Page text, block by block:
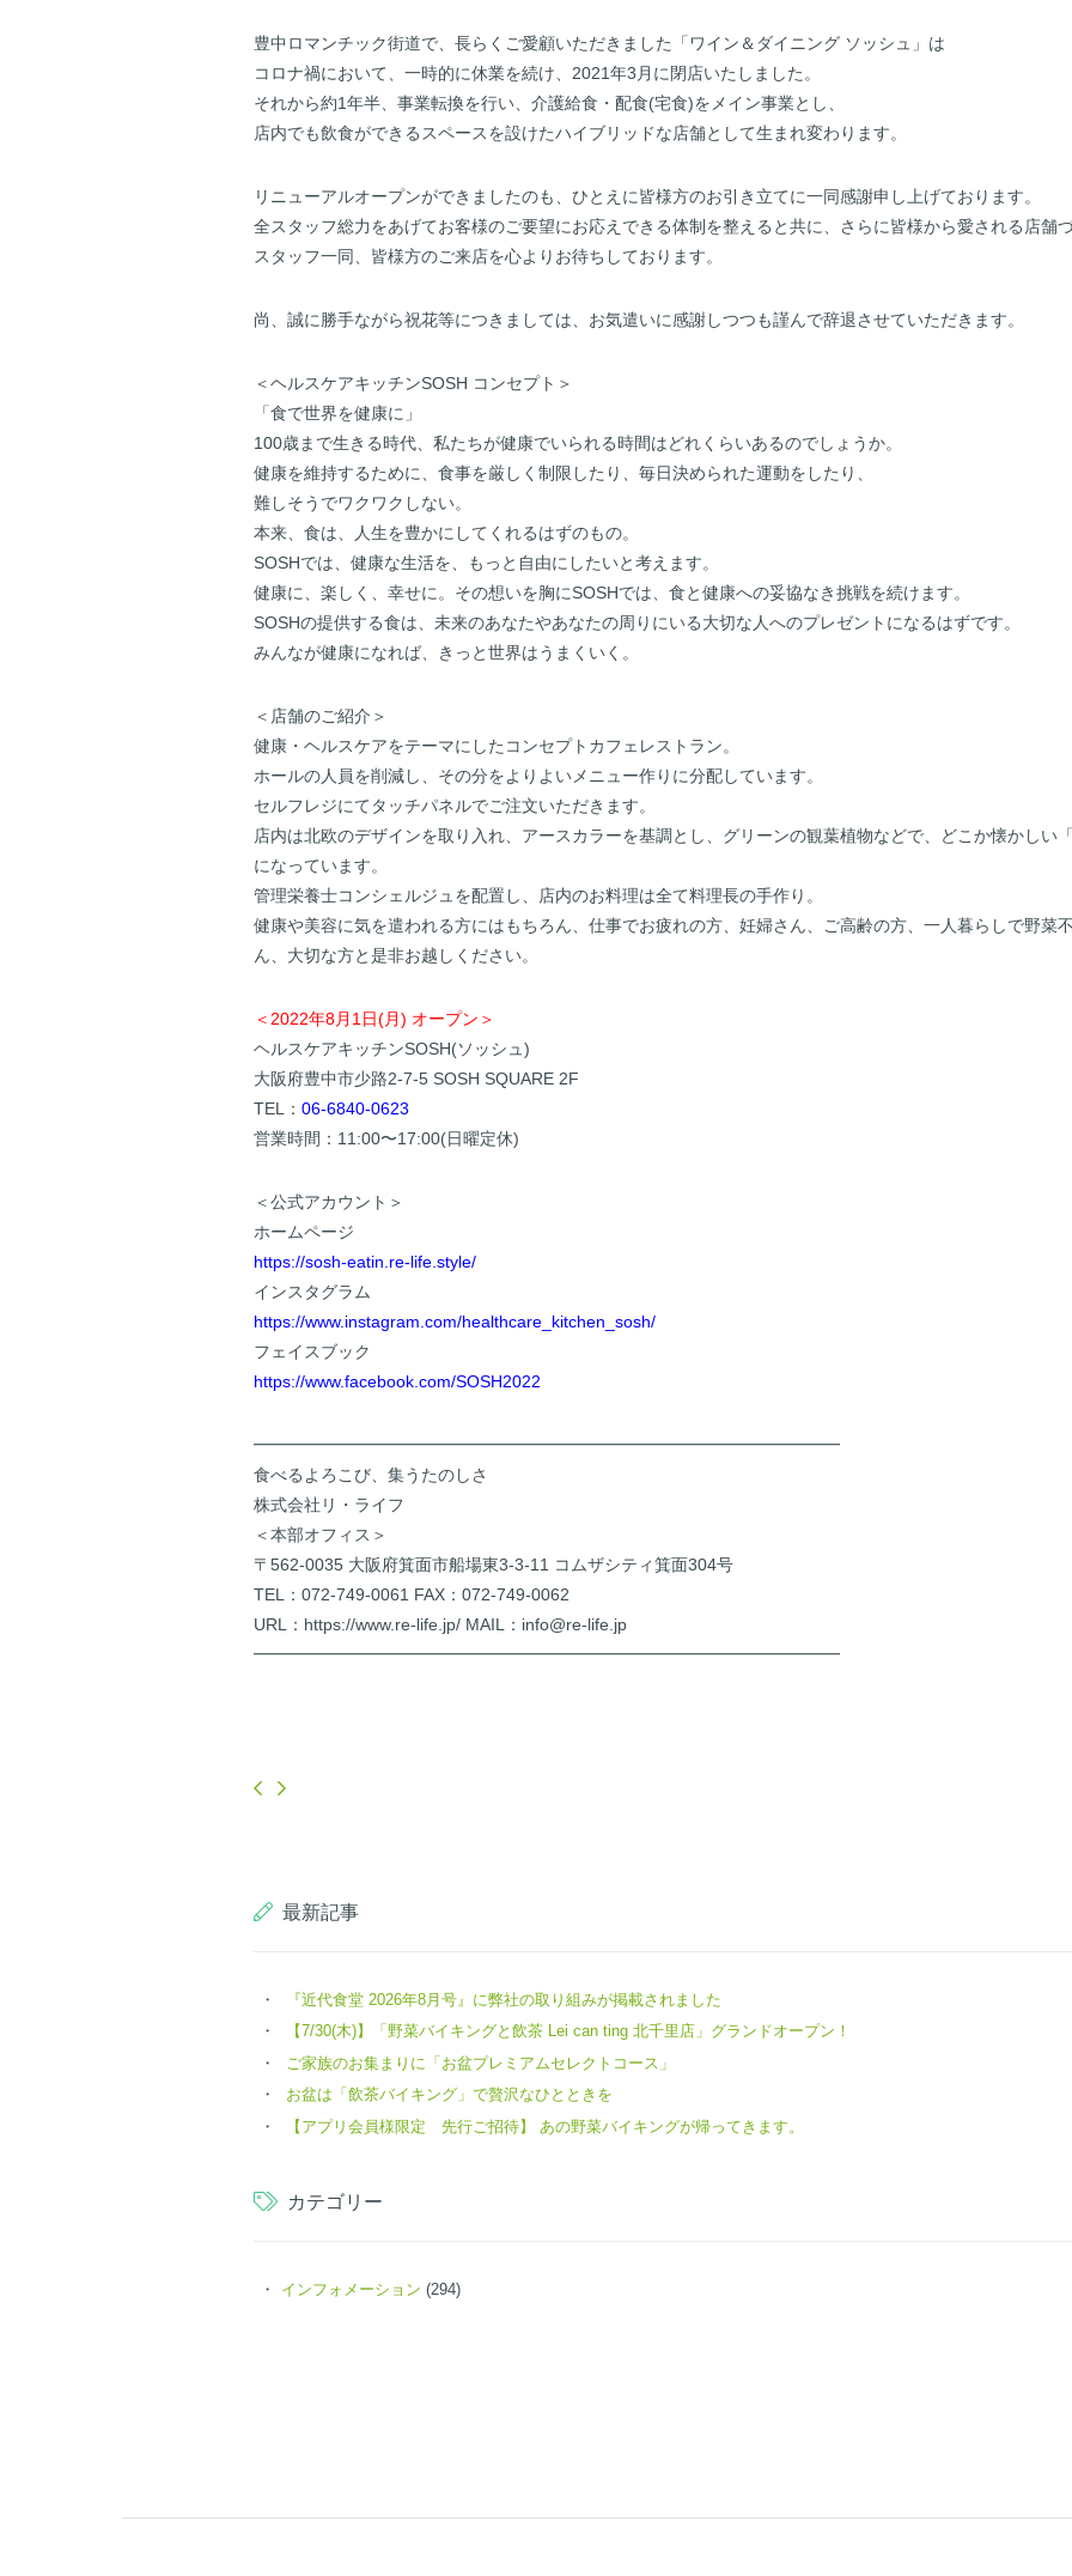
豊中ロマンチック街道で、長らくご愛顧いただきました「ワイン＆ダイニング ソッシュ」は
コロナ禍において、一時的に休業を続け、2021年3月に閉店いたしました。
それから約1年半、事業転換を行い、介護給食・配食(宅食)をメイン事業とし、
店内でも飲食ができるスペースを設けたハイブリッドな店舗として生まれ変わります。
リニューアルオープンができましたのも、ひとえに皆様方のお引き立てに一同感謝申し上げております。
全スタッフ総力をあげてお客様のご要望にお応えできる体制を整えると共に、さらに皆様から愛される店舗
スタッフ一同、皆様方のご来店を心よりお待ちしております。
尚、誠に勝手ながら祝花等につきましては、お気遣いに感謝しつつも謹んで辞退させていただきます。
＜ヘルスケアキッチンSOSH コンセプト＞
「食で世界を健康に」
100歳まで生きる時代、私たちが健康でいられる時間はどれくらいあるのでしょうか。
健康を維持するために、食事を厳しく制限したり、毎日決められた運動をしたり、
難しそうでワクワクしない。
本来、食は、人生を豊かにしてくれるはずのもの。
SOSHでは、健康な生活を、もっと自由にしたいと考えます。
健康に、楽しく、幸せに。その想いを胸にSOSHでは、食と健康への妥協なき挑戦を続けます。
SOSHの提供する食は、未来のあなたやあなたの周りにいる大切な人へのプレゼントになるはずです。
みんなが健康になれば、きっと世界はうまくいく。
＜店舗のご紹介＞
健康・ヘルスケアをテーマにしたコンセプトカフェレストラン。
ホールの人員を削減し、その分をよりよいメニュー作りに分配しています。
セルフレジにてタッチパネルでご注文いただきます。
店内は北欧のデザインを取り入れ、アースカラーを基調とし、グリーンの観葉植物などで、どこか懐かしい
になっています。
管理栄養士コンシェルジュを配置し、店内のお料理は全て料理長の手作り。
健康や美容に気を遣われる方にはもちろん、仕事でお疲れの方、妊婦さん、ご高齢の方、一人暮らしで野菜
ん、大切な方と是非お越しください。
＜2022年8月1日(月) オープン＞
ヘルスケアキッチンSOSH(ソッシュ)
大阪府豊中市少路2-7-5 SOSH SQUARE 2F
TEL： 06-6840-0623
営業時間：11:00〜17:00(日曜定休)
＜公式アカウント＞
ホームページ
https://sosh-eatin.re-life.style/
インスタグラム
https://www.instagram.com/healthcare_kitchen_sosh/
フェイスブック
https://www.facebook.com/SOSH2022
━━━━━━━━━━━━━━━━━━━━━━━━━━━━━━━━━━━
食べるよろこび、集うたのしさ
株式会社リ・ライフ
＜本部オフィス＞
〒562-0035 大阪府箕面市船場東3-3-11 コムザシティ箕面304号
TEL：072-749-0061 FAX：072-749-0062
URL：https://www.re-life.jp/ MAIL：info@re-life.jp
━━━━━━━━━━━━━━━━━━━━━━━━━━━━━━━━━━━
最新記事
『近代食堂 2026年8月号』に弊社の取り組みが掲載されました
【7/30(木)】「野菜バイキングと飲茶 Lei can ting 北千里店」グランドオープン！
ご家族のお集まりに「お盆プレミアムセレクトコース」
お盆は「飲茶バイキング」で贅沢なひとときを
【アプリ会員様限定 先行ご招待】 あの野菜バイキングが帰ってきます。
カテゴリー
インフォメーション (294)